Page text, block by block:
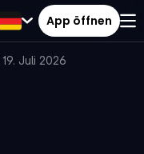
App öffnen
19. Juli 2026